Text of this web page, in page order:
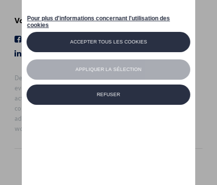
Volg Ons
Facebook
Youtube
LinkedIn
Instagram
De prijzen op deze site zijn adviesprijzen (incl. btw), exclusief
eventuele installatiekosten. Voor meer informatie over de
actuele verkoopprijs en de eventuele installatiekosten kunt u
contact opnemen met uw concessiehouder / agent. De
adviesprijzen kunnen zonder voorafgaande kennisgeving
worden gewijzigd.